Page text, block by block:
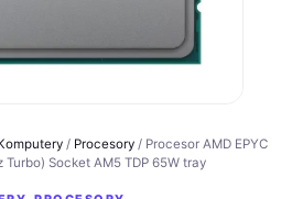
/ Procesory / Procesor AMD EPYC
Turbo) Socket AM5 TDP 65W tray